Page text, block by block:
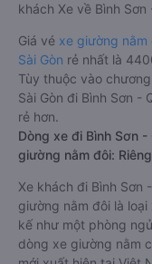
khách Xe về Bình
Giá vé xe giường
Sài Gòn rẻ nhất là
Tùy thuộc vào
Sài Gòn đi Bình Sơn -
rẻ hơn.
Dòng xe đi Bình Sơn
giường nằm đôi:
Xe khách đi Bình Sơn
giường nằm đôi là
kế như một phòng
dòng xe giường nằm